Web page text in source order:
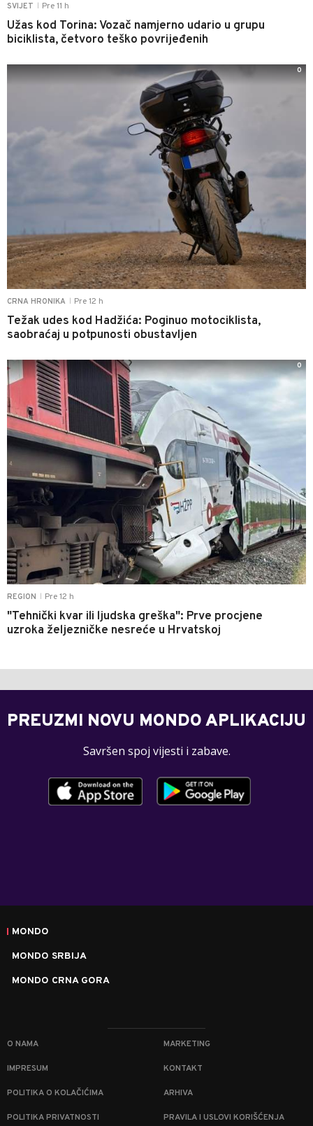
SVIJET Pre 11 h
Užas kod Torina: Vozač namjerno udario u grupu
biciklista, četvoro teško povrijeđenih
CRNA HRONIKA Pre 12 h
Težak udes kod Hadžića: Poginuo motociklista,
saobraćaj u potpunosti obustavljen
0
REGION Pre 12 h
"Tehnički kvar ili ljudska greška": Prve procjene
uzroka željezničke nesreće u Hrvatskoj
0
PREUZMI NOVU MONDO APLIKACIJU
Savršen spoj vijesti i zabave.
MONDO
MONDO SRBIJA
MONDO CRNA GORA
O NAMA MARKETING
IMPRESUM KONTAKT
POLITIKA O KOLAČIĆIMA ARHIVA
POLITIKA PRIVATNOSTI PRAVILA I USLOVI KORIŠĆENJA